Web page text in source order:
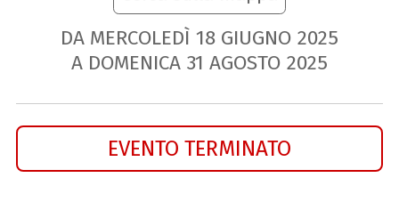
DA MERCOLEDÌ 18 GIUGNO 2025
A DOMENICA 31 AGOSTO 2025
EVENTO TERMINATO